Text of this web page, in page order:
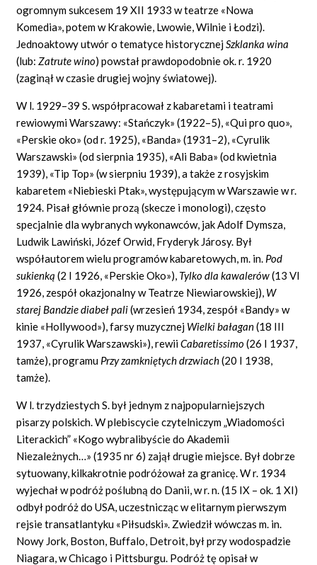
ogromnym sukcesem 19 XII 1933 w teatrze «Nowa
Komedia», potem w Krakowie, Lwowie, Wilnie i Łodzi).
Jednoaktowy utwór o tematyce historycznejSzklanka wina
(lub:Zatrute wino) powstał prawdopodobnie ok. r. 1920
(zaginął w czasie drugiej wojny światowej).
W l. 1929–39 S. współpracował z kabaretami i teatrami
rewiowymi Warszawy: «Stańczyk» (1922–5), «Qui pro quo»,
«Perskie oko» (od r. 1925), «Banda» (1931–2), «Cyrulik
Warszawski» (od sierpnia 1935), «Ali Baba» (od kwietnia
1939), «Tip Top» (w sierpniu 1939), a także z rosyjskim
kabaretem «Niebieski Ptak», występującym w Warszawie w r.
1924. Pisał głównie prozą (skecze i monologi), często
specjalnie dla wybranych wykonawców, jak Adolf Dymsza,
Ludwik Lawiński, Józef Orwid, Fryderyk Járosy. Był
współautorem wielu programów kabaretowych, m. in. Pod
sukienką(2 I 1926, «Perskie Oko»), Tylko dla kawalerów(13 VI
1926, zespół okazjonalny w Teatrze Niewiarowskiej), W
starej Bandzie diabeł pali(wrzesień 1934, zespół «Bandy» w
kinie «Hollywood»), farsy muzycznej Wielki bałagan(18 III
1937, «Cyrulik Warszawski»), rewiiCabaretissimo(26 I 1937,
tamże), programu Przy zamkniętych drzwiach(20 I 1938,
tamże).
W l. trzydziestych S. był jednym z najpopularniejszych
pisarzy polskich. W plebiscycie czytelniczym „Wiadomości
Literackich” «Kogo wybralibyście do Akademii
Niezależnych…» (1935 nr 6) zajął drugie miejsce. Był dobrze
sytuowany, kilkakrotnie podróżował za granicę. W r. 1934
wyjechał w podróż poślubną do Danii, w r. n. (15 IX – ok. 1 XI)
odbył podróż do USA, uczestnicząc w elitarnym pierwszym
rejsie transatlantyku «Piłsudski». Zwiedził wówczas m. in.
Nowy Jork, Boston, Buffalo, Detroit, był przy wodospadzie
Niagara, w Chicago i Pittsburgu. Podróż tę opisał w